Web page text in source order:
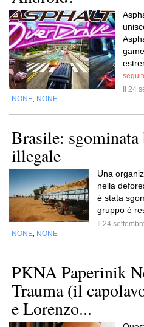
Il 24
NONE NONE
Brasile:
illegale
Una
nella
è stata
gruppo è
Il 24
NONE NONE
PKNA Paperinik
Trauma (il
e Lorenzo...